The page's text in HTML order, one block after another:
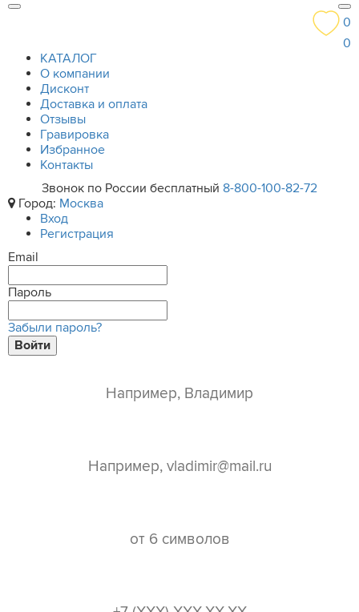
0
0
КАТАЛОГ
О компании
Дисконт
Доставка и оплата
Отзывы
Гравировка
Избранное
Контакты
Звонок по России бесплатный 8-800-100-82-72
Город: Москва
Вход
Регистрация
Email
Пароль
Забыли пароль?
Войти